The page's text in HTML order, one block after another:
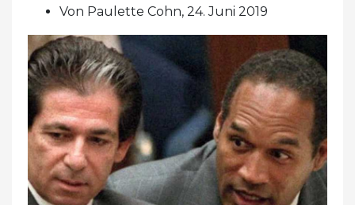
Von Paulette Cohn, 24. Juni 2019